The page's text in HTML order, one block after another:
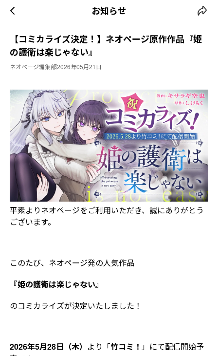
お知らせ
【コミカライズ決定！】ネオページ原作作品『姫
の護衛は楽じゃない』
ネオページ編集部2026年05月21日
平素よりネオページをご利用いただき、誠にありがとう
ございます。
このたび、ネオページ発の人気作品
『姫の護衛は楽じゃない』
のコミカライズが決定いたしました！
2026年5月28日（木） より「竹コミ！ 」にて配信開始予